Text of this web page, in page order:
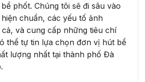
phốt. Chúng tôi sẽ đi sâu vào
chuẩn, các yếu tố ảnh
và cung cấp những tiêu chí
thể tự tin lựa chọn đơn vị hút bể
lượng nhất tại thành phố Đà